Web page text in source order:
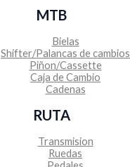
MTB
Bielas
Shifter/Palancas de cambios
Piñon/Cassette
Caja de Cambio
Cadenas
RUTA
Transmision
Ruedas